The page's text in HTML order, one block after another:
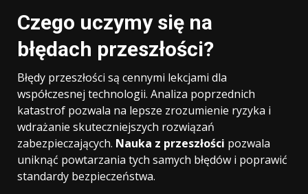
Czego uczymy się na
błędach przeszłości?
Błędy przeszłości są cennymi lekcjami dla
współczesnej technologii. Analiza poprzednich
katastrof pozwala na lepsze zrozumienie ryzyka i
wdrażanie skuteczniejszych rozwiązań
zabezpieczających. Nauka z przeszłości pozwala
uniknąć powtarzania tych samych błędów i poprawić
standardy bezpieczeństwa.